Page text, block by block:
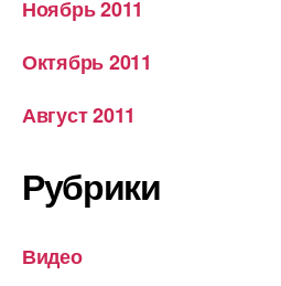
Ноябрь 2011
Октябрь 2011
Август 2011
Рубрики
Видео